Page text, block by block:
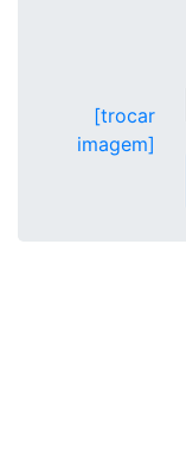
[trocar
imagem]